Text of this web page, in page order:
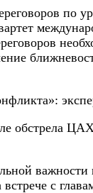
по
обстрела
важности
с